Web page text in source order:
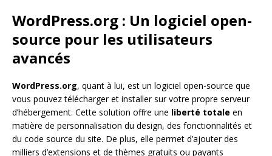
WordPress.org : Un logiciel open-
source pour les utilisateurs
avancés
WordPress.org, quant à lui, est un logiciel open-source que
vous pouvez télécharger et installer sur votre propre serveur
d’hébergement. Cette solution offre une liberté totale en
matière de personnalisation du design, des fonctionnalités et
du code source du site. De plus, elle permet d’ajouter des
milliers d’extensions et de thèmes gratuits ou payants